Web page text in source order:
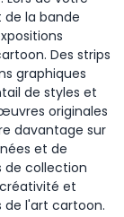
de la bande
Des strips
graphiques
de styles et
originales
davantage sur
et de
de collection
et
de l'art cartoon.